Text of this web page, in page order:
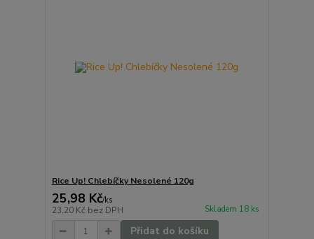
Rice Up! Chlebíčky Nesolené 120g
25,98 Kč/ks
23,20 Kč bez DPH Skladem 18 ks
Přidat do košíku